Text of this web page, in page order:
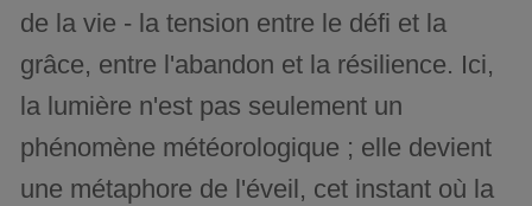
de la vie - la tension entre le défi et la
grâce, entre l'abandon et la résilience. Ici,
la lumière n'est pas seulement un
phénomène météorologique ; elle devient
une métaphore de l'éveil, cet instant où la